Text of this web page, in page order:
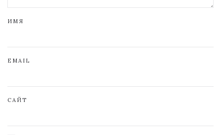
ИМЯ
EMAIL
САЙТ